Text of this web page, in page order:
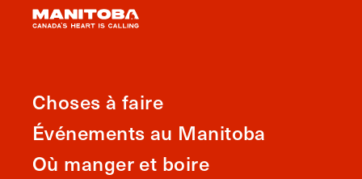
Choses à faire
Événements au Manitoba
Où manger et boire